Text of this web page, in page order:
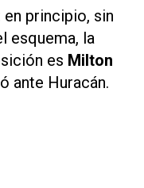
en principio, sin
esquema, la
es Milton
ante Huracán.